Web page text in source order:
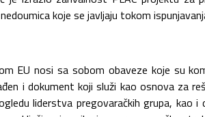
koje se javljaju tokom
EU nosi sa sobom obaveze koje su
i dokument koji služi kao osnova za
liderstva pregovaračkih grupa,